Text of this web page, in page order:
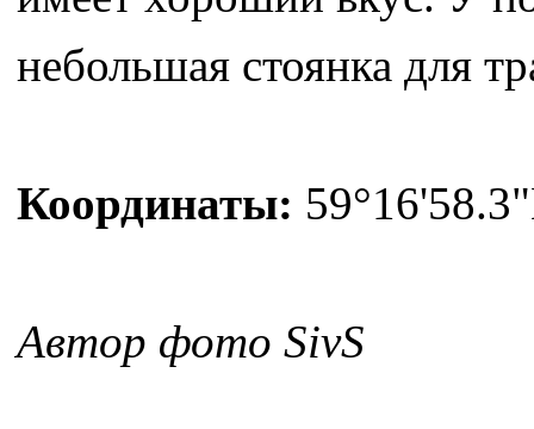
небольшая стоянка для
Координаты:
Автор фото SivS